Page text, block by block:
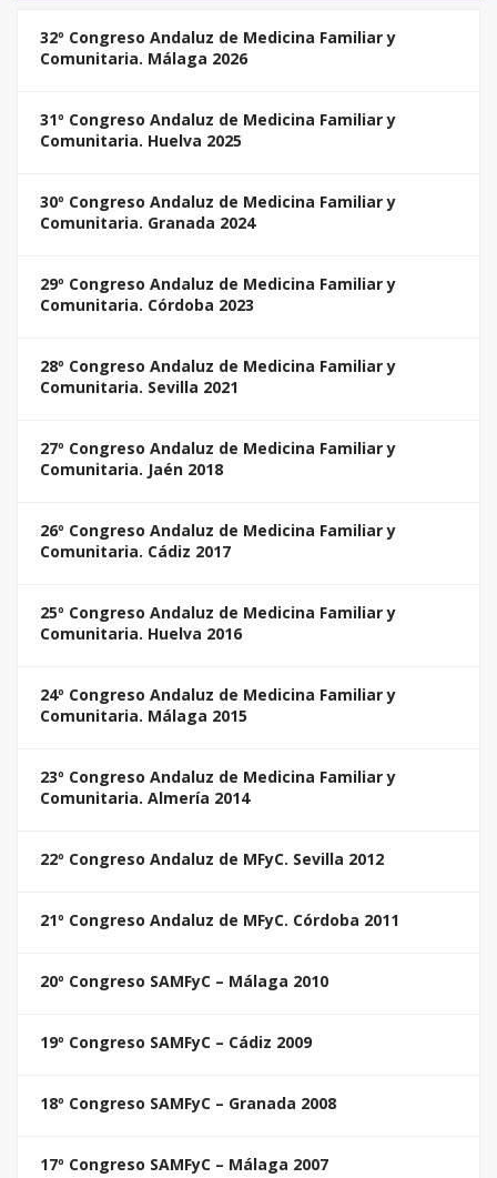
32º Congreso Andaluz de Medicina Familiar y
Comunitaria. Málaga 2026
31º Congreso Andaluz de Medicina Familiar y
Comunitaria. Huelva 2025
30º Congreso Andaluz de Medicina Familiar y
Comunitaria. Granada 2024
29º Congreso Andaluz de Medicina Familiar y
Comunitaria. Córdoba 2023
28º Congreso Andaluz de Medicina Familiar y
Comunitaria. Sevilla 2021
27º Congreso Andaluz de Medicina Familiar y
Comunitaria. Jaén 2018
26º Congreso Andaluz de Medicina Familiar y
Comunitaria. Cádiz 2017
25º Congreso Andaluz de Medicina Familiar y
Comunitaria. Huelva 2016
24º Congreso Andaluz de Medicina Familiar y
Comunitaria. Málaga 2015
23º Congreso Andaluz de Medicina Familiar y
Comunitaria. Almería 2014
22º Congreso Andaluz de MFyC. Sevilla 2012
21º Congreso Andaluz de MFyC. Córdoba 2011
20º Congreso SAMFyC – Málaga 2010
19º Congreso SAMFyC – Cádiz 2009
18º Congreso SAMFyC – Granada 2008
17º Congreso SAMFyC – Málaga 2007